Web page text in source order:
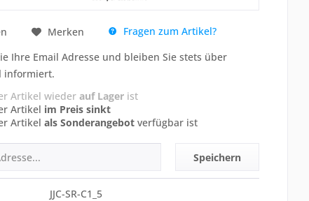
Merken
Fragen zum Artikel?
Ihre Email Adresse und bleiben Sie stets über
informiert.
Artikel wieder auf Lagerist
Artikel im Preis sinkt
Artikel als Sonderangebotverfügbar ist
Speichern
JJC-SR-C1_5